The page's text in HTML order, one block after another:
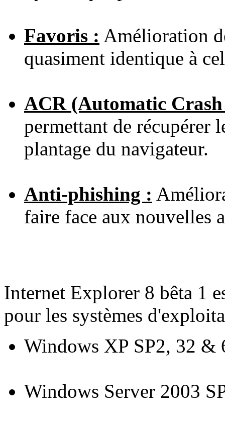
Favoris : Amélioration
quasiment identique à
ACR (Automatic
permettant de récupérer
plantage du navigateur.
Anti-phishing :
faire face aux nouvelles
Internet Explorer 8 bêta 1
pour les systèmes
Windows XP SP2, 32 &
Windows Server 2003